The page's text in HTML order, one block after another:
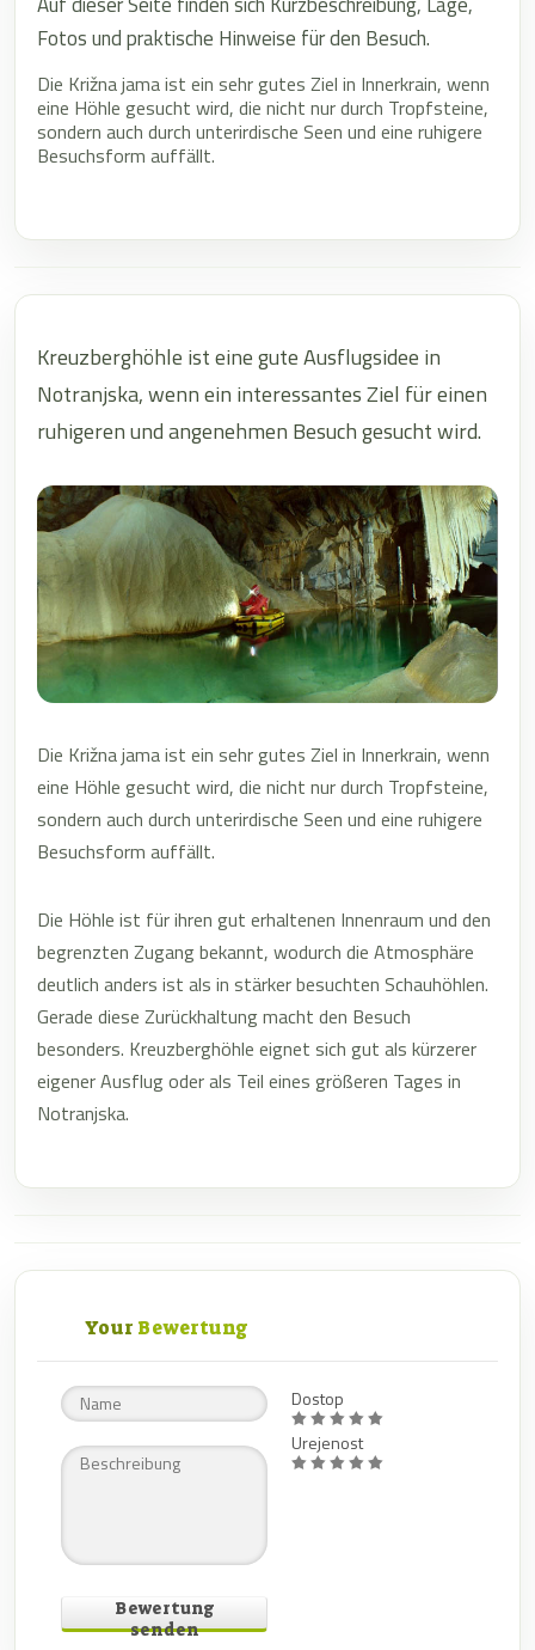
Fotos und praktische Hinweise für den Besuch.
Die Križna jama ist ein sehr gutes Ziel in Innerkrain, wenn
eine Höhle gesucht wird, die nicht nur durch Tropfsteine,
sondern auch durch unterirdische Seen und eine ruhigere
Besuchsform auffällt.
Kreuzberghöhle ist eine gute Ausflugsidee in
Notranjska, wenn ein interessantes Ziel für einen
ruhigeren und angenehmen Besuch gesucht wird.
Die Križna jama ist ein sehr gutes Ziel in Innerkrain, wenn
eine Höhle gesucht wird, die nicht nur durch Tropfsteine,
sondern auch durch unterirdische Seen und eine ruhigere
Besuchsform auffällt.
Die Höhle ist für ihren gut erhaltenen Innenraum und den
begrenzten Zugang bekannt, wodurch die Atmosphäre
deutlich anders ist als in stärker besuchten Schauhöhlen.
Gerade diese Zurückhaltung macht den Besuch
besonders. Kreuzberghöhle eignet sich gut als kürzerer
eigener Ausflug oder als Teil eines größeren Tages in
Notranjska.
Your Bewertung
Bewertung
senden
Dostop
Urejenost